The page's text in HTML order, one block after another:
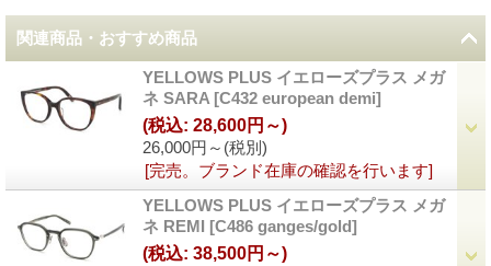
関連商品・おすすめ商品
YELLOWS PLUS イエローズプラス メガ
ネ SARA [C432 european demi]
26,000円～ (税別)
(税込: 28,600円～)
[完売。ブランド在庫の確認を行います]
YELLOWS PLUS イエローズプラス メガ
ネ REMI [C486 ganges/gold]
(税込: 38,500円～)